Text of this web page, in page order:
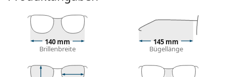
können Sie herausfinden, wie Sie mit dieser
Sonnenbrille aussehen.
Brillenfassung
Die schwarze Farbe des Rahmens passt perfekt zu
hellbraunem oder schwarzem Haar.
140 mm
Brillenbreite
145 mm
Bügellänge